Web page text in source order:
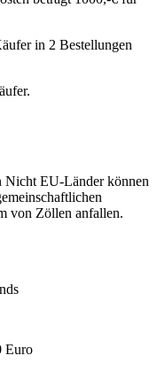
in 2 Bestellungen
Nicht EU-Länder können
von Zöllen anfallen.
Euro